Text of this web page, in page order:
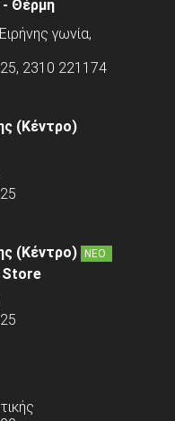
- Θέρμη
γωνία,
2310 221174
(Κέντρο)
(Κέντρο) ΝΕΟ
Store